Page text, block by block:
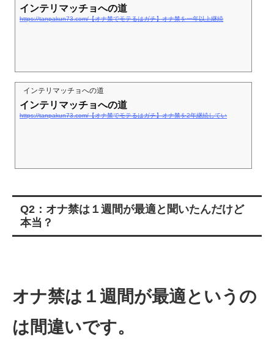
インテリマッチョへの道
https://tanpakun73.com/【オナ禁でモテるはガチ】オナ禁を一年以上継続
インテリマッチョへの道
インテリマッチョへの道
https://tanpakun73.com/【オナ禁でモテるはガチ】オナ禁を2年継続してい
Q2：オナ禁は１週間が最適と聞いたんだけど
本当？
オナ禁は１週間が最適というの
は間違いです。